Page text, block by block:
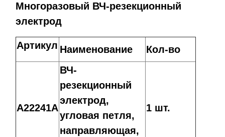
Многоразовый ВЧ-резекционный
электрод
Артикул Наименование Кол‑во
A22241A
ВЧ-
резекционный
электрод,
угловая петля,
направляющая,
1 шт.